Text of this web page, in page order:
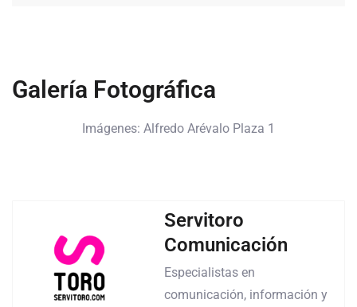
Galería Fotográfica
Imágenes: Alfredo Arévalo Plaza 1
Servitoro
Comunicación
Especialistas en
comunicación, información y